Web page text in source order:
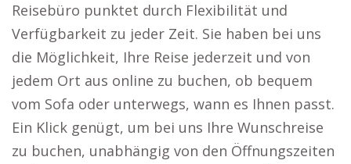
Reisebüro punktet durch Flexibilität und
Verfügbarkeit zu jeder Zeit. Sie haben bei uns
die Möglichkeit, Ihre Reise jederzeit und von
jedem Ort aus online zu buchen, ob bequem
vom Sofa oder unterwegs, wann es Ihnen passt.
Ein Klick genügt, um bei uns Ihre Wunschreise
zu buchen, unabhängig von den Öffnungszeiten